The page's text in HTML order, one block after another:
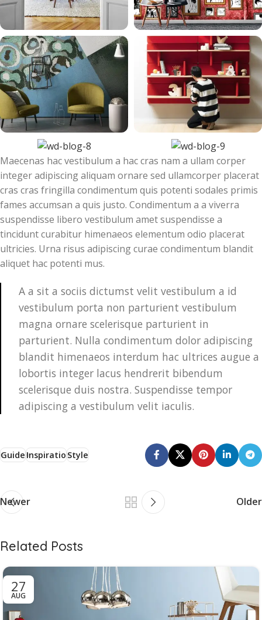
Maecenas hac vestibulum a hac cras nam a ullam corper
integer adipiscing aliquam ornare sed ullamcorper placerat
cras cras fringilla condimentum quis potenti sodales primis
fames accumsan a quis justo. Condimentum a a viverra
suspendisse libero vestibulum amet suspendisse a
tincidunt curabitur himenaeos elementum odio placerat
ultricies. Urna risus adipiscing curae condimentum blandit
aliquet hac potenti mus.
A a sit a sociis dictumst velit vestibulum a id
vestibulum porta non parturient vestibulum
magna ornare scelerisque parturient in
parturient. Nulla condimentum dolor adipiscing
blandit himenaeos interdum hac ultrices augue a
lobortis integer lacus hendrerit bibendum
scelerisque duis nostra. Suspendisse tempor
adipiscing a vestibulum velit iaculis.
GuideInspiratioStyle
Newer Older
Related Posts
27
AUG